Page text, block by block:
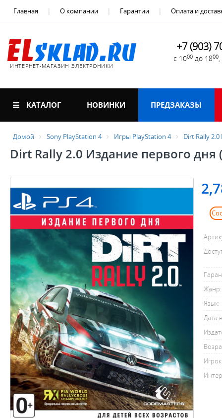
Главная О компании Гарантии Оплата и
ИНТЕРНЕТ-МАГАЗИН ЭЛЕКТРОНИКИ
+7 (903)
с 1000 до 1800
КАТАЛОГ НОВИНКИ ПРЕДЗАКАЗЫ
Домой Sony PlayStation 4 Игры PlayStation 4 Dirt Rally
Dirt Rally 2.0 Издание первого дня
Жанр:
Язык:
Дата